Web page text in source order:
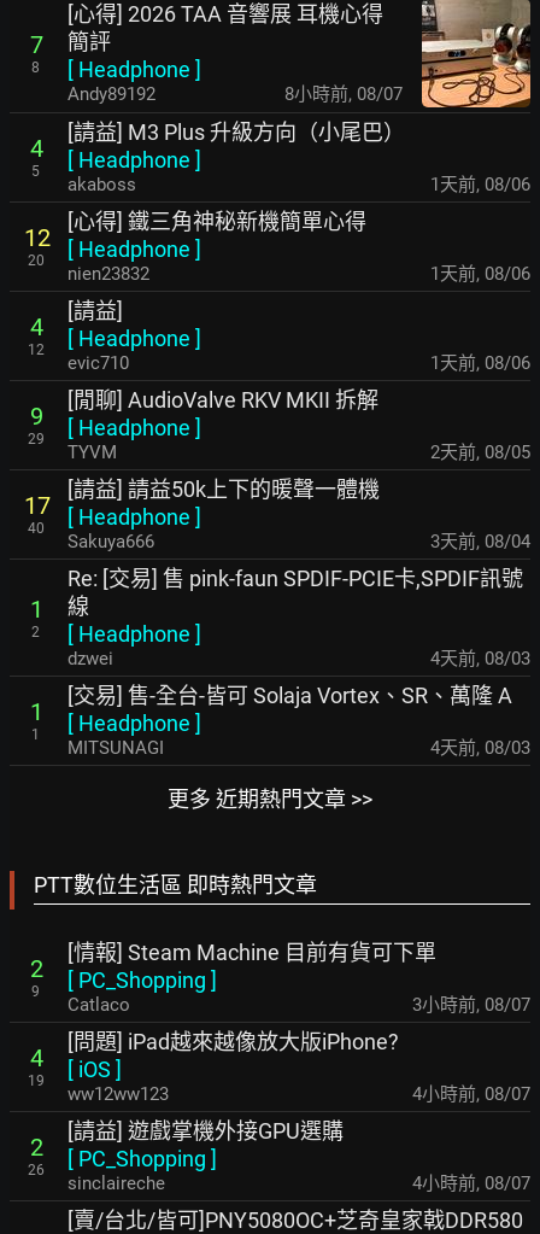
7
8
[心得] 2026 TAA 音響展 耳機心得
簡評
[ Headphone ]
Andy89192 8小時前, 08/07
4
5
[請益] M3 Plus 升級方向（小尾巴）
[ Headphone ]
akaboss 1天前, 08/06
12
20
[心得] 鐵三角神秘新機簡單心得
[ Headphone ]
nien23832 1天前, 08/06
4
12
[請益]
[ Headphone ]
evic710 1天前, 08/06
9
29
[閒聊] AudioValve RKV MKII 拆解
[ Headphone ]
TYVM 2天前, 08/05
17
40
[請益] 請益50k上下的暖聲一體機
[ Headphone ]
Sakuya666 3天前, 08/04
1
2
Re: [交易] 售 pink-faun SPDIF-PCIE卡,SPDIF訊號
線
[ Headphone ]
dzwei 4天前, 08/03
1
1
[交易] 售-全台-皆可 Solaja Vortex、SR、萬隆 A
[ Headphone ]
MITSUNAGI 4天前, 08/03
更多 近期熱門文章 >>
PTT數位生活區 即時熱門文章
2
9
[情報] Steam Machine 目前有貨可下單
[ PC_Shopping ]
Catlaco 3小時前, 08/07
4
19
[問題] iPad越來越像放大版iPhone?
[ iOS ]
ww12ww123 4小時前, 08/07
2
26
[請益] 遊戲掌機外接GPU選購
[ PC_Shopping ]
sinclaireche 4小時前, 08/07
[賣/台北/皆可]PNY5080OC+芝奇皇家戟DDR580